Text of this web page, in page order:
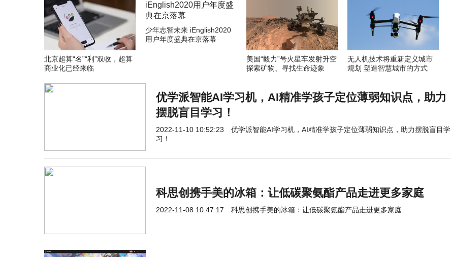
北京超算“名”“利”双收，超算
商业化已经来临
少年志智未来 iEnglish2020
用户年度盛典在京落幕
美国“毅力”号火星车发射升空
探索矿物、寻找生命迹象
无人机技术将重新定义城市
规划 塑造智慧城市的方式
优学派智能AI学习机，AI精准学孩子定位薄弱知识点，助力
摆脱盲目学习！
2022-11-10 10:52:23
优学派智能AI学习机，AI精准学孩子定位薄弱知识点，助力摆脱盲目学
习！
科思创携手美的冰箱：让低碳聚氨酯产品走进更多家庭
2022-11-08 10:47:17 科思创携手美的冰箱：让低碳聚氨酯产品走进更多家庭